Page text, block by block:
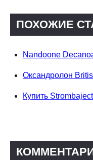
ПОХОЖИЕ
Nandoone
Оксандролон
Купить